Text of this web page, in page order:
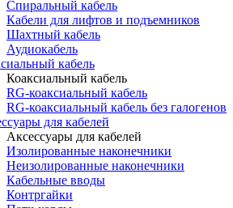
Спиральный кабель
Кабели для лифтов и подъемников
Шахтный кабель
Аудиокабель
кабель
Коаксиальный кабель
RG-коаксиальный кабель
RG-коаксиальный кабель без галогенов
для кабелей
Аксессуары для кабелей
Изолированные наконечники
Неизолированные наконечники
Кабельные вводы
Контргайки